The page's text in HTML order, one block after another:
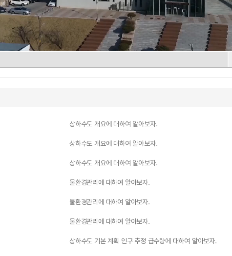
상하수도 개요에 대하여 알아보자.
상하수도 개요에 대하여 알아보자.
상하수도 개요에 대하여 알아보자.
물환경관리에 대하여 알아보자.
물환경관리에 대하여 알아보자.
물환경관리에 대하여 알아보자.
상하수도 기본 계획 인구 추정 급수량에 대하여 알아보자.